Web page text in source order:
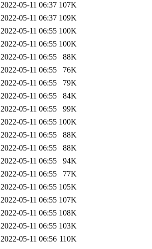
2022-05-11 06:37 107K
2022-05-11 06:37 109K
2022-05-11 06:55 100K
2022-05-11 06:55 100K
2022-05-11 06:55
88K
2022-05-11 06:55
76K
2022-05-11 06:55
79K
2022-05-11 06:55
84K
2022-05-11 06:55
99K
2022-05-11 06:55 100K
2022-05-11 06:55
88K
2022-05-11 06:55
88K
2022-05-11 06:55
94K
2022-05-11 06:55
77K
2022-05-11 06:55 105K
2022-05-11 06:55 107K
2022-05-11 06:55 108K
2022-05-11 06:55 103K
2022-05-11 06:56 110K